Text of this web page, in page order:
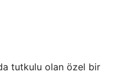
tutkulu olan özel bir